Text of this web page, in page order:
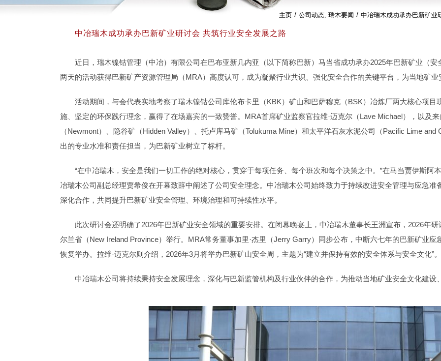
主页 / 公司动态, 瑞木要闻 / 中冶瑞木成功承办巴新矿业
中冶瑞木成功承办巴新矿业研讨会 共筑行业安全发展之路
近日，瑞木镍钴管理（中冶）有限公司在巴布亚新几内亚（以下简称巴新）马当省成功承办2025年巴新矿业（
两天的活动获得巴新矿产资源管理局（MRA）高度认可，成为凝聚行业共识、强化安全合作的关键平台，为当地矿
活动期间，与会代表实地考察了瑞木镍钴公司库伦布卡里（KBK）矿山和巴萨穆克（BSK）冶炼厂两大核心项
施、坚定的环保践行理念，赢得了在场嘉宾的一致赞誉。MRA首席矿业监察官拉维·迈克尔（Lave Michael），以及
（Newmont）、隐谷矿（Hidden Valley）、托卢库马矿（Tolukuma Mine）和太平洋石灰水泥公司（Pacific Lime
出的专业水准和责任担当，为巴新矿业树立了标杆。
“在中冶瑞木，安全是我们一切工作的绝对核心，贯穿于每项任务、每个班次和每个决策之中。”在马当贾伊斯阿
冶瑞木公司副总经理贾希俊在开幕致辞中阐述了公司安全理念。中冶瑞木公司始终致力于持续改进安全管理与应急
深化合作，共同提升巴新矿业安全管理、环境治理和可持续性水平。
此次研讨会还明确了2026年巴新矿业安全领域的重要安排。在闭幕晚宴上，中冶瑞木董事长王洲宣布，2026年
尔兰省（New Ireland Province）举行。MRA常务董事加里·杰里（Jerry Garry）同步公布，中断六七年的巴新矿业
恢复举办。拉维·迈克尔则介绍，2026年3月将举办巴新矿山安全周，主题为“建立并保持有效的安全体系与安全文化”。
中冶瑞木公司将持续秉持安全发展理念，深化与巴新监管机构及行业伙伴的合作，为推动当地矿业安全文化建设